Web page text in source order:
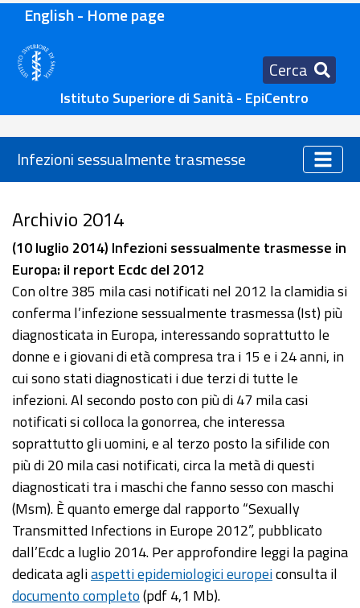
English - Home page
Cerca
Istituto Superiore di Sanità - EpiCentro
Infezioni sessualmente trasmesse
Archivio 2014
(10 luglio 2014) Infezioni sessualmente trasmesse in
Europa: il report Ecdc del 2012
Con oltre 385 mila casi notificati nel 2012 la clamidia si
conferma l’infezione sessualmente trasmessa (Ist) più
diagnosticata in Europa, interessando soprattutto le
donne e i giovani di età compresa tra i 15 e i 24 anni, in
cui sono stati diagnosticati i due terzi di tutte le
infezioni. Al secondo posto con più di 47 mila casi
notificati si colloca la gonorrea, che interessa
soprattutto gli uomini, e al terzo posto la sifilide con
più di 20 mila casi notificati, circa la metà di questi
diagnosticati tra i maschi che fanno sesso con maschi
(Msm). È quanto emerge dal rapporto “Sexually
Transmitted Infections in Europe 2012”, pubblicato
dall’Ecdc a luglio 2014. Per approfondire leggi la pagina
dedicata agliaspetti epidemiologici europeiconsulta il
documento completo(pdf 4,1 Mb).